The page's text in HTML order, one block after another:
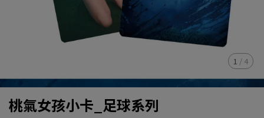
1 / 4
桃氣女孩小卡_足球系列